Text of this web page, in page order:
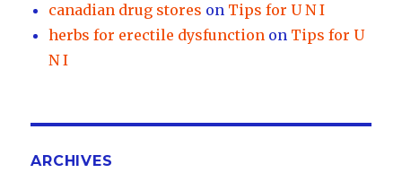
canadian drug stores on Tips for U N I
herbs for erectile dysfunction on Tips for U
N I
ARCHIVES